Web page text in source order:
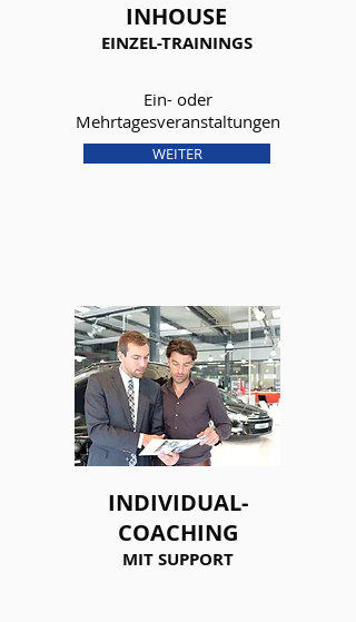
INHOUSE
EINZEL-TRAININGS
Ein- oder
Mehrtagesveranstaltungen
WEITER
INDIVIDUAL-
COACHING
MIT SUPPORT